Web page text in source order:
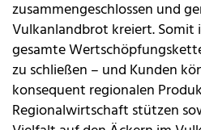
zusammengeschlossen und
Vulkanlandbrot kreiert. Somit
gesamte
zu schließen – und Kunden
konsequent regionalen
Regionalwirtschaft stützen